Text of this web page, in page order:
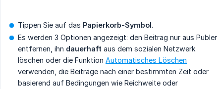
Tippen Sie auf das Papierkorb-Symbol.
Es werden 3 Optionen angezeigt: den Beitrag nur aus Publer
entfernen, ihn dauerhaft aus dem sozialen Netzwerk
löschen oder die Funktion Automatisches Löschen
verwenden, die Beiträge nach einer bestimmten Zeit oder
basierend auf Bedingungen wie Reichweite oder